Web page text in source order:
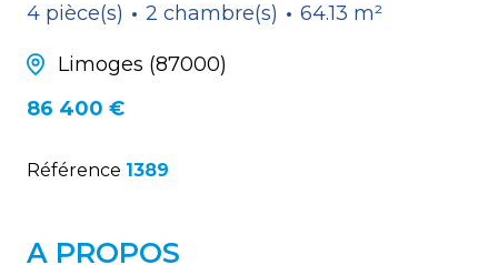
4 pièce(s)
2 chambre(s) 64.13 m²
Limoges (87000)
86 400 €
Référence 1389
A PROPOS